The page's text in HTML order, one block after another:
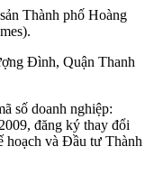
Thành phố Hoàng
Đình, Quận Thanh
số doanh nghiệp:
đăng ký thay đổi
hoạch và Đầu tư Thành